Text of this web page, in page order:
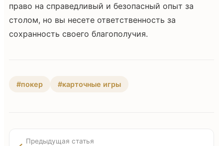
право на справедливый и безопасный опыт за
столом, но вы несете ответственность за
сохранность своего благополучия.
#покер #карточные игры
Предыдущая статья